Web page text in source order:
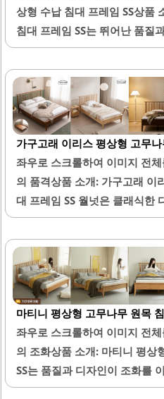
상형 수납 침대 프레임 SS상품
침대 프레임 SS는 뛰어난 품질
이 침대는 견고한 구조로 제작
랍 수납 공간은 레일 방식으로
자의 편리함을 고려한 디자인
조명 기능이 있어 3단계 밝기
를 연출할 수 있습니다. 또한,
이 마련되어 있어 공간 활용도
수납 공간은 계절별 이불 보관
다.밝은 내추럴 우드 톤의 디자
며, 바닥 몰딩과도 잘 어울립니
화가 뛰어나며, 높이감이 적절
다...
가구고래 이리스 평상형 고무
좌우로 스크롤하여 이미지 전
의 품격상품 소개: 가구고래 이
대 프레임 SS 월넛은 클래식한
사랑을 받고 있는 제품입니다.
제작되어 내구성이 뛰어나며,
다. 월넛 색상은 공간에 고급
리어와 잘 어우러집니다.침대
나 간단한 소품을 올려놓기에
문적인 서비스가 제공되어 조립
됩니다. 침대의 매트리스 지지
되어 안정감을 제공합니다.또
지 쉽게 청소할 수 있어 유지 관
처리는 외부는 매끄럽고 깔끔
마티니 평상형 고무나무 원목
좌우로 스크롤하여 이미지 전
의 조화상품 소개: 마티니 평상
SS는 품질과 디자인이 조화를
고무나무로 제작되어 내구성